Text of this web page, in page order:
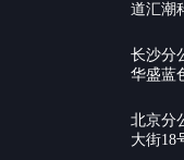
道汇潮
长沙分
华盛蓝
北京分
大街18